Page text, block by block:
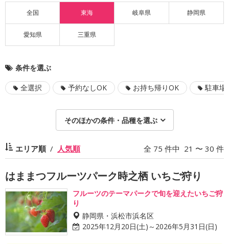
全国 東海 岐阜県 静岡県
愛知県 三重県
条件を選ぶ
全選択 予約なしOK お持ち帰りOK 駐車場
そのほかの条件・品種を選ぶ
エリア順 人気順 全 75 件中 21 〜 30 件
はままつフルーツパーク時之栖 いちご狩り
フルーツのテーマパークで旬を迎えたいちご狩
り
静岡県・浜松市浜名区
2025年12月20日(土)～2026年5月31日(日)